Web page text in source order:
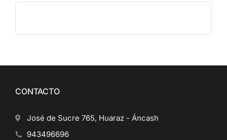
CONTACTO
José de Sucre 765, Huaraz - Áncash
943496696